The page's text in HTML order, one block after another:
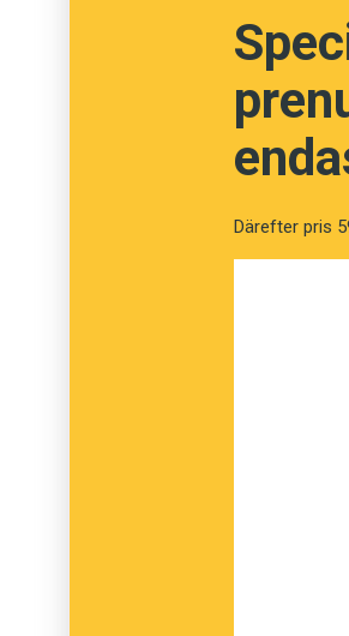
Därefter pris